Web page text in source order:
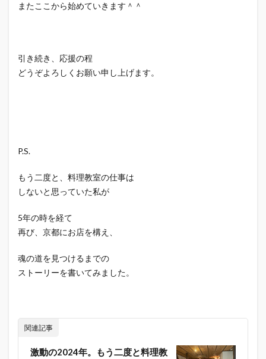
またここから始めていきます＾＾
引き続き、応援の程
どうぞよろしくお願い申し上げます。
P.S.
もう二度と、料理教室の仕事は
しないと思っていた私が
5年の時を経て
再び、京都にお店を構え、
魂の道を見つけるまでの
ストーリーを書いてみました。
関連記事
激動の2024年。もう二度と料理教